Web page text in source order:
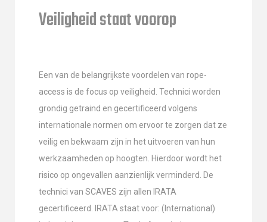
Veiligheid staat voorop
Een van de belangrijkste voordelen van rope-
access is de focus op veiligheid. Technici worden
grondig getraind en gecertificeerd volgens
internationale normen om ervoor te zorgen dat ze
veilig en bekwaam zijn in het uitvoeren van hun
werkzaamheden op hoogten. Hierdoor wordt het
risico op ongevallen aanzienlijk verminderd. De
technici van SCAVES zijn allen IRATA
gecertificeerd. IRATA staat voor: (International)